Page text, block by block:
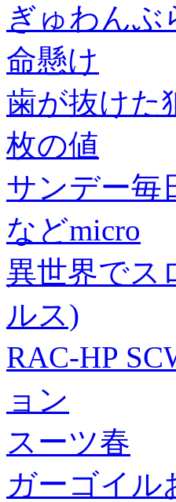
ぎゅわんぶ
命懸け
歯が抜けた
枚の値
サンデー毎
などmicro
異世界でス
ルス)
RAC-HP
ョン
スーツ春
ガーゴイル